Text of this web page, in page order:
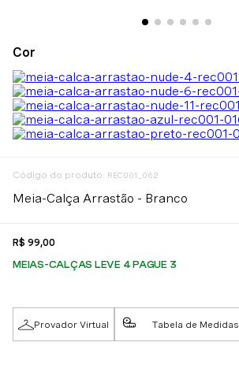
: REC001_062
Meia-Calça Arrastão - Branco
R$ 99,00
MEIAS-CALÇAS LEVE 4 PAGUE 3
Provador Virtual Tabela de Medidas